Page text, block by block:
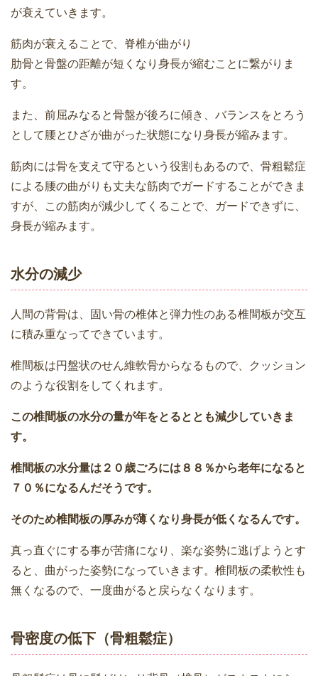
が衰えていきます。
筋肉が衰えることで、脊椎が曲がり
肋骨と骨盤の距離が短くなり身長が縮むことに繋がりま
す。
また、前屈みなると骨盤が後ろに傾き、バランスをとろう
として腰とひざが曲がった状態になり身長が縮みます。
筋肉には骨を支えて守るという役割もあるので、骨粗鬆症
による腰の曲がりも丈夫な筋肉でガードすることができま
すが、この筋肉が減少してくることで、ガードできずに、
身長が縮みます。
水分の減少
人間の背骨は、固い骨の椎体と弾力性のある椎間板が交互
に積み重なってできています。
椎間板は円盤状のせん維軟骨からなるもので、クッション
のような役割をしてくれます。
この椎間板の水分の量が年をとるととも減少していきま
す。
椎間板の水分量は２０歳ごろには８８％から老年になると
７０％になるんだそうです。
そのため椎間板の厚みが薄くなり身長が低くなるんです。
真っ直ぐにする事が苦痛になり、楽な姿勢に逃げようとす
ると、曲がった姿勢になっていきます。椎間板の柔軟性も
無くなるので、一度曲がると戻らなくなります。
骨密度の低下（骨粗鬆症）